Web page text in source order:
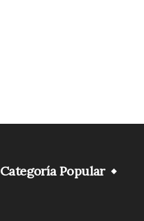
Categoría Popular